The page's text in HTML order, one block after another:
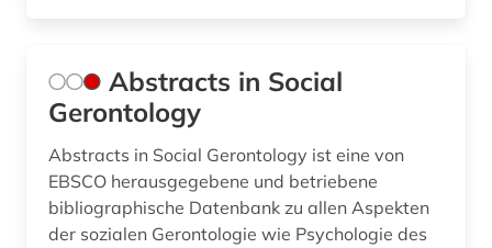
diversität (1)
drogen (1)
e-book (2)
Abstracts in Social
Gerontology
Abstracts in Social Gerontology ist eine von
EBSCO herausgegebene und betriebene
bibliographische Datenbank zu allen Aspekten
der sozialen Gerontologie wie Psychologie des